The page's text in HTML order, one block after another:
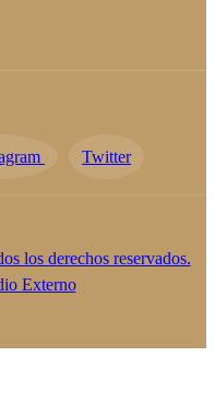
Twitter
los derechos reservados.
Externo